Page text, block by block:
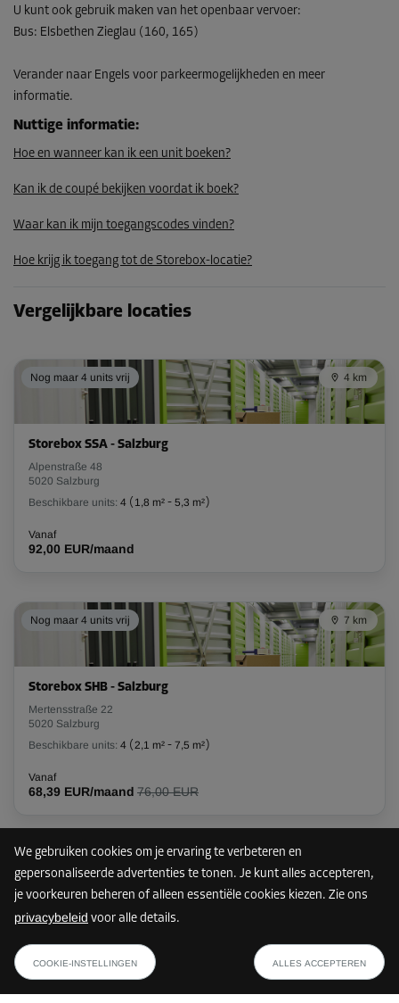
We gebruiken cookies om je ervaring te verbeteren en
gepersonaliseerde advertenties te tonen. Je kunt alles accepteren,
je voorkeuren beheren of alleen essentiële cookies kiezen. Zie ons
privacybeleid voor alle details.
COOKIE-INSTELLINGEN ALLES ACCEPTEREN
Unit 31
Inhoud: 10,5 m³
-15%
Vanaf
138,00 EUR/maand
117,29 EUR/maand
U kunt ook gebruik maken van het openbaar vervoer:
Bus: Elsbethen Zieglau (160, 165)
Verander naar Engels voor parkeermogelijkheden en meer
informatie.
Nuttige informatie:
Hoe en wanneer kan ik een unit boeken?
Kan ik de coupé bekijken voordat ik boek?
Waar kan ik mijn toegangscodes vinden?
Hoe krijg ik toegang tot de Storebox-locatie?
Vergelijkbare locaties
Nog maar 4 units vrij 4 km
Storebox SSA - Salzburg
Alpenstraße 48
5020 Salzburg
Beschikbare units: 4 ( 1,8 m² - 5,3 m²)
Vanaf
92,00 EUR/maand
Nog maar 4 units vrij 7 km
Storebox SHB - Salzburg
Mertensstraße 22
5020 Salzburg
Beschikbare units: 4 (2,1 m² - 7,5 m²)
Vanaf
68,39 EUR/maand 76,00 EUR
Nog maar 8 units vrij
Innsbrucker Bundesstraße 79B
5020 Salzburg
104,54 EUR/maand